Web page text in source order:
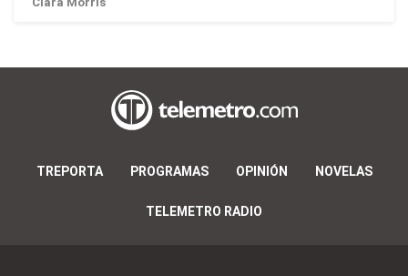
TREPORTA PROGRAMAS OPINIÓN NOVELAS
TELEMETRO RADIO